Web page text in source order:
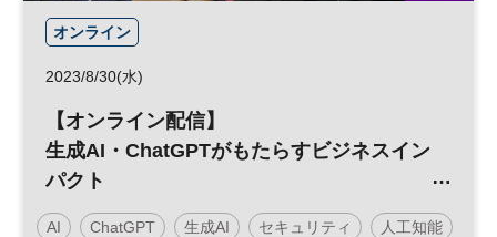
オンライン
2023/8/30(水)
【オンライン配信】
生成AI・ChatGPTがもたらすビジネスイン
パクト
～現状の課題と成功のカギ～
AI ChatGPT 生成AI セキュリティ 人工知能